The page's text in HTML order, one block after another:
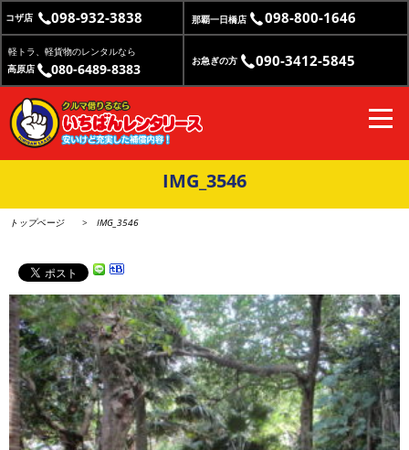
コザ店 098-932-3838 那覇一日橋店 098-800-1646
軽トラ、軽貨物のレンタルなら
高原店
080-6489-8383 お急ぎの方 090-3412-5845
IMG_3546
トップページ IMG_3546